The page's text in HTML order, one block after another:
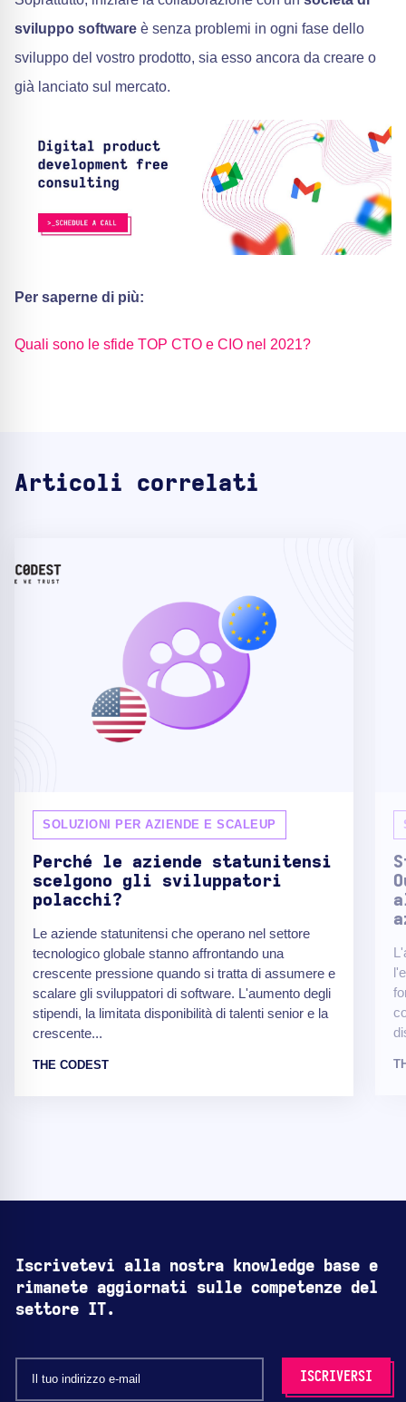
sviluppo software è senza problemi in ogni fase dello
sviluppo del vostro prodotto, sia esso ancora da creare o
già lanciato sul mercato.
Per saperne di più:
Quali sono le sfide TOP CTO e CIO nel 2021?
Articoli correlati
SOLUZIONI PER AZIENDE E SCALEUP
Perché le aziende statunitensi
scelgono gli sviluppatori
polacchi?
Le aziende statunitensi che operano nel settore
tecnologico globale stanno affrontando una
crescente pressione quando si tratta di assumere e
scalare gli sviluppatori di software. L'aumento degli
stipendi, la limitata disponibilità di talenti senior e la
crescente...
THE CODEST
Iscrivetevi alla nostra knowledge base e
rimanete aggiornati sulle competenze del
settore IT.